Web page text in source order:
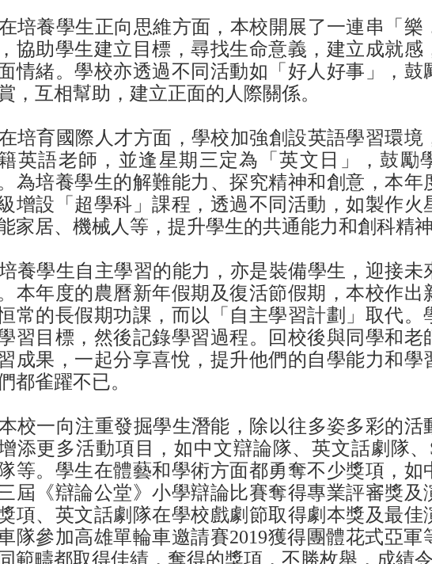
培養學生正向思維方面，本校開展了一連串「樂
協助學生建立目標，尋找生命意義，建立成就感
情緒。學校亦透過不同活動如「好人好事」，鼓
，互相幫助，建立正面的人際關係。
培育國際人才方面，學校加強創設英語學習環境
英語老師，並逢星期三定為「英文日」，鼓勵
為培養學生的解難能力、探究精神和創意，本年
增設「超學科」課程，透過不同活動，如製作火
家居、機械人等，提升學生的共通能力和創科精神
養學生自主學習的能力，亦是裝備學生，迎接未
本年度的農曆新年假期及復活節假期，本校作出
常的長假期功課，而以「自主學習計劃」取代。
習目標，然後記錄學習過程。回校後與同學和老
成果，一起分享喜悅，提升他們的自學能力和學
都雀躍不已。
校一向注重發掘學生潛能，除以往多姿多彩的活
添更多活動項目，如中文辯論隊、英文話劇隊、
等。學生在體藝和學術方面都勇奪不少獎項，如
屆《辯論公堂》小學辯論比賽奪得專業評審獎及
項、英文話劇隊在學校戲劇節取得劇本獎及最佳
隊參加高雄單輪車邀請賽2019獲得團體花式亞軍
範疇都取得佳績，奪得的獎項，不勝枚舉，成績令